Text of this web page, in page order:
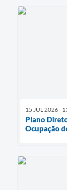
15 JUL 2026 -
Plano
Ocupação